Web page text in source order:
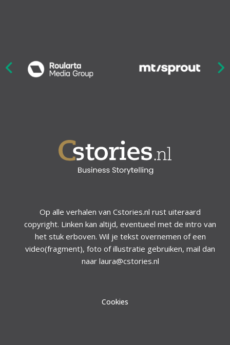
Op alle verhalen van Cstories.nl rust uiteraard
copyright. Linken kan altijd, eventueel met de intro van
het stuk erboven. Wil je tekst overnemen of een
video(fragment), foto of illustratie gebruiken, mail dan
naar laura@cstories.nl
Cookies